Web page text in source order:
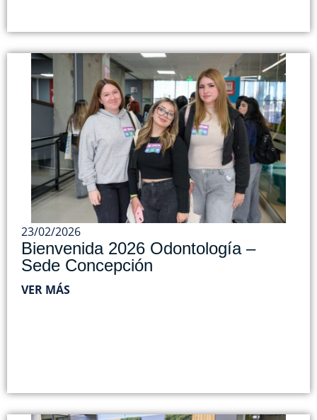
23/02/2026
Bienvenida 2026 Odontología –
Sede Concepción
VER MÁS